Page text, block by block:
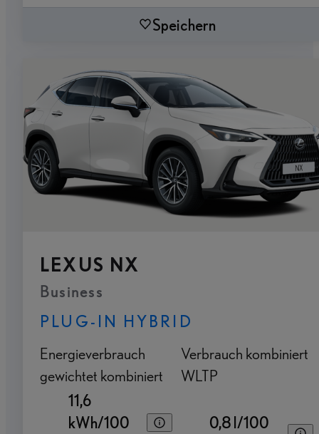
Speichern
LEXUS NX
Business
PLUG-IN HYBRID
Energieverbrauch
gewichtet kombiniert
11,6
kWh/100
Verbrauch kombiniert
WLTP
0,8 l/100